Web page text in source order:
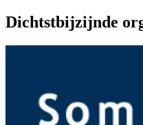
Dichtstbijzijnde